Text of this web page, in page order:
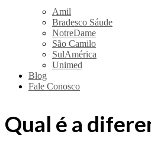
Amil
Bradesco Sáude
NotreDame
São Camilo
SulAmérica
Unimed
Blog
Fale Conosco
Qual é a